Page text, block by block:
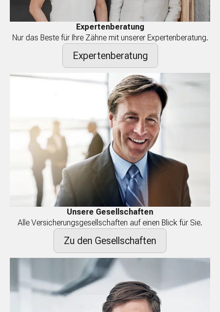
Expertenberatung
Nur das Beste für Ihre Zähne mit unserer Expertenberatung.
Expertenberatung
Unsere Gesellschaften
Alle Versicherungsgesellschaften auf einen Blick für Sie.
Zu den Gesellschaften